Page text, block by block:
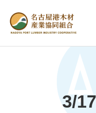
3/